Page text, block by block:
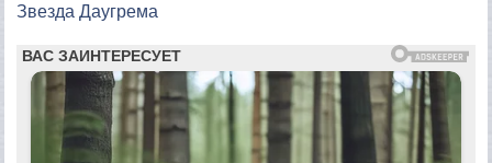
Звезда Даугрема